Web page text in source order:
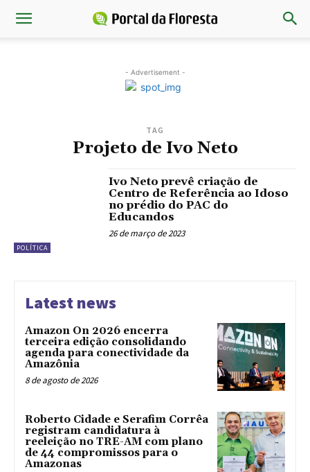
- Advertisement -
TAG
Projeto de Ivo Neto
POLÍTICA
Ivo Neto prevê criação de
Centro de Referência ao Idoso
no prédio do PAC do
Educandos
26 de março de 2023
Latest news
Amazon On 2026 encerra
terceira edição consolidando
agenda para conectividade da
Amazônia
8 de agosto de 2026
Roberto Cidade e Serafim Corrêa
registram candidatura à
reeleição no TRE-AM com plano
de 44 compromissos para o
Amazonas